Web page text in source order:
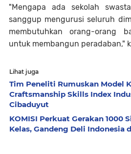
"Mengapa ada sekolah
sanggup mengurusi seluruh
membutuhkan orang-orang
untuk membangun peradaban,"
Lihat juga
Tim Peneliti Rumuskan Model
Craftsmanship Skills Index
Cibaduyut
KOMISI Perkuat Gerakan 1000
Kelas, Gandeng Deli Indonesia